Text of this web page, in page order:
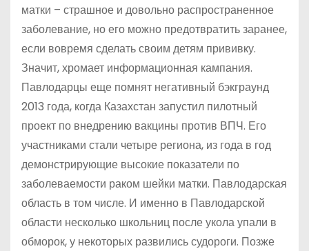
матки – страшное и довольно распространенное
заболевание, но его можно предотвратить заранее,
если вовремя сделать своим детям прививку.
Значит, хромает информационная кампания.
Павлодарцы еще помнят негативный бэкграунд
2013 года, когда Казахстан запустил пилотный
проект по внедрению вакцины против ВПЧ. Его
участниками стали четыре региона, из года в год
демонстрирующие высокие показатели по
заболеваемости раком шейки матки. Павлодарская
область в том числе. И именно в Павлодарской
области несколько школьниц после укола упали в
обморок, у некоторых развились судороги. Позже